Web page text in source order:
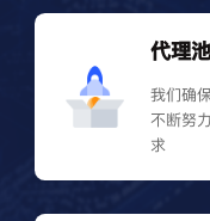
代理
我们确
不断努
求